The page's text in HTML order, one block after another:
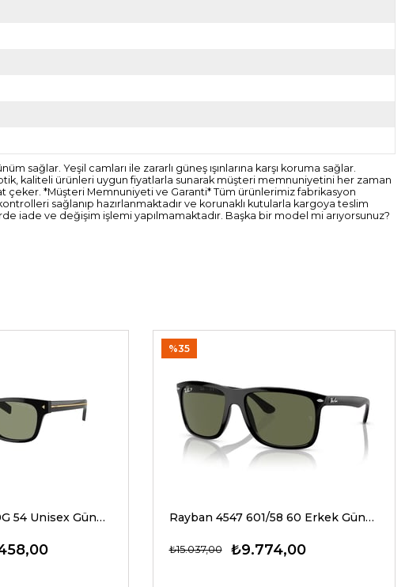
sağlar. Yeşil camları ile zararlı güneş ışınlarına karşı koruma sağlar.
kaliteli ürünleri uygun fiyatlarla sunarak müşteri memnuniyetini her zaman
*Müşteri Memnuniyeti ve Garanti* Tüm ürünlerimiz fabrikasyon
sağlanıp hazırlanmaktadır ve korunaklı kutularla kargoya teslim
iade ve değişim işlemi yapılmamaktadır. Başka bir model mi arıyorsunuz?
Prada A17S 16K20G 54 Unisex Güneş Gözlükleri Rayban 4547 601/58 60 Erkek Güneş Gözlükleri
₺9.774,00
₺15.037,00
%35